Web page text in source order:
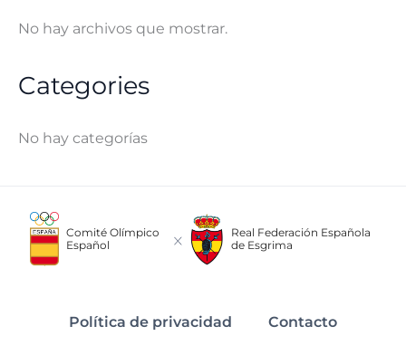
No hay archivos que mostrar.
Categories
No hay categorías
Comité Olímpico
Español
Real Federación Española
de Esgrima
Política de privacidad Contacto